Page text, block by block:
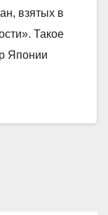
взятых в
Такое
Японии